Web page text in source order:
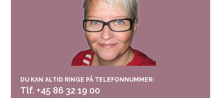
DU KAN ALTID RINGE PÅ TELEFONNUMMER:
Tlf. +45 86 32 19 00